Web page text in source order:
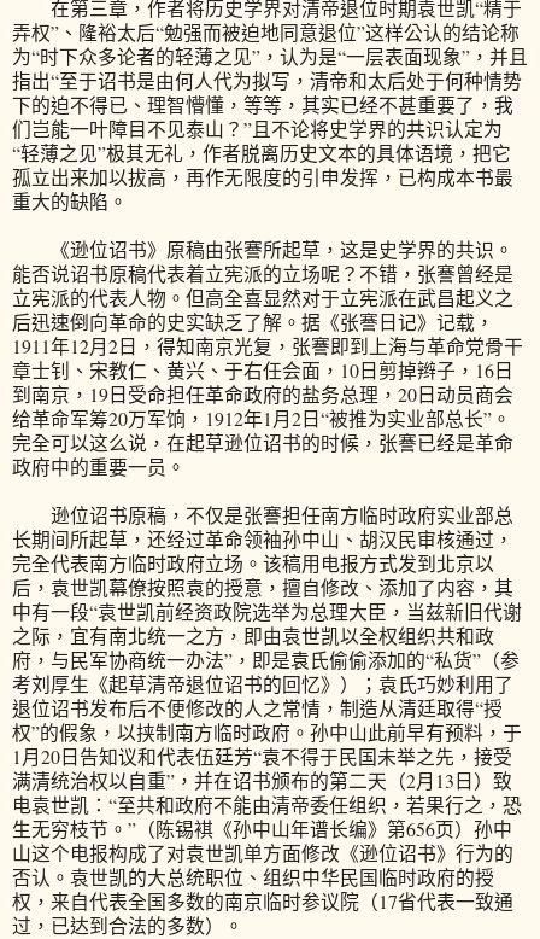
在第三章，作者将历史学界对清帝退位时期袁世凯“精于
弄权”、隆裕太后“勉强而被迫地同意退位”这样公认的结论称
为“时下众多论者的轻薄之见”，认为是“一层表面现象”，并且
指出“至于诏书是由何人代为拟写，清帝和太后处于何种情势
下的迫不得已、理智懵懂，等等，其实已经不甚重要了，我
们岂能一叶障目不见泰山？”且不论将史学界的共识认定为
“轻薄之见”极其无礼，作者脱离历史文本的具体语境，把它
孤立出来加以拔高，再作无限度的引申发挥，已构成本书最
重大的缺陷。
《逊位诏书》原稿由张謇所起草，这是史学界的共识。
能否说诏书原稿代表着立宪派的立场呢？不错，张謇曾经是
立宪派的代表人物。但高全喜显然对于立宪派在武昌起义之
后迅速倒向革命的史实缺乏了解。据《张謇日记》记载，
1911年12月2日，得知南京光复，张謇即到上海与革命党骨干
章士钊、宋教仁、黄兴、于右任会面，10日剪掉辫子，16日
到南京，19日受命担任革命政府的盐务总理，20日动员商会
给革命军筹20万军饷，1912年1月2日“被推为实业部总长”。
完全可以这么说，在起草逊位诏书的时候，张謇已经是革命
政府中的重要一员。
逊位诏书原稿，不仅是张謇担任南方临时政府实业部总
长期间所起草，还经过革命领袖孙中山、胡汉民审核通过，
完全代表南方临时政府立场。该稿用电报方式发到北京以
后，袁世凯幕僚按照袁的授意，擅自修改、添加了内容，其
中有一段“袁世凯前经资政院选举为总理大臣，当兹新旧代谢
之际，宜有南北统一之方，即由袁世凯以全权组织共和政
府，与民军协商统一办法”，即是袁氏偷偷添加的“私货”（参
考刘厚生《起草清帝退位诏书的回忆》）；袁氏巧妙利用了
退位诏书发布后不便修改的人之常情，制造从清廷取得“授
权”的假象，以挟制南方临时政府。孙中山此前早有预料，于
1月20日告知议和代表伍廷芳“袁不得于民国未举之先，接受
满清统治权以自重”，并在诏书颁布的第二天（2月13日）致
电袁世凯：“至共和政府不能由清帝委任组织，若果行之，恐
生无穷枝节。”（陈锡褀《孙中山年谱长编》第656页）孙中
山这个电报构成了对袁世凯单方面修改《逊位诏书》行为的
否认。袁世凯的大总统职位、组织中华民国临时政府的授
权，来自代表全国多数的南京临时参议院（17省代表一致通
过，已达到合法的多数）。